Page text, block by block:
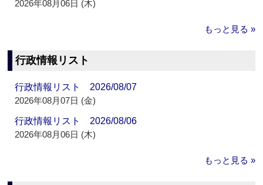
2026年08月06日 (木)
もっと見る »
行政情報リスト
行政情報リスト 2026/08/07
2026年08月07日 (金)
行政情報リスト 2026/08/06
2026年08月06日 (木)
もっと見る »